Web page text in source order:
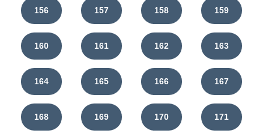
156 157 158 159
160 161 162 163
164 165 166 167
168 169 170 171